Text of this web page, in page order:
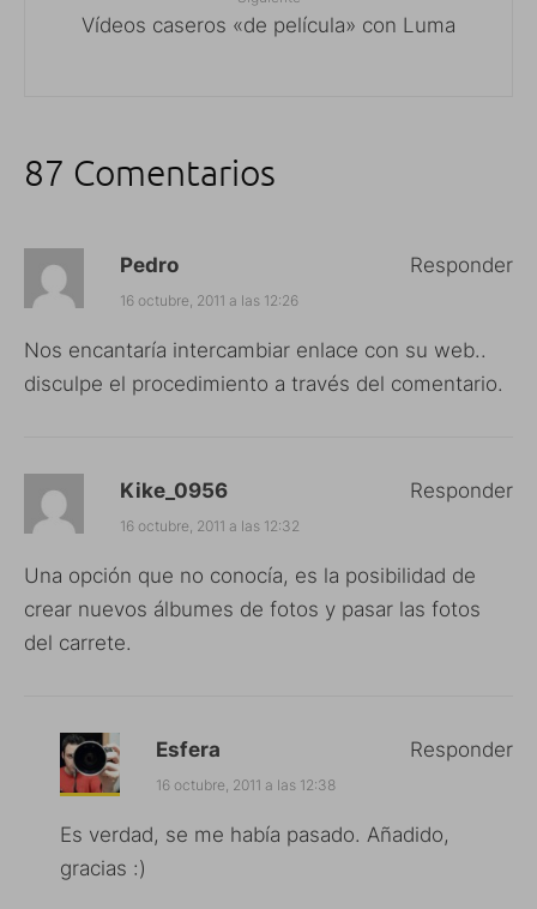
Vídeos caseros «de película» con Luma
87 Comentarios
Pedro
16 octubre, 2011 a las 12:26
Nos encantaría intercambiar enlace con su web..
disculpe el procedimiento a través del comentario.
Responder
Kike_0956
16 octubre, 2011 a las 12:32
Una opción que no conocía, es la posibilidad de
crear nuevos álbumes de fotos y pasar las fotos
del carrete.
Responder
Esfera
16 octubre, 2011 a las 12:38
Es verdad, se me había pasado. Añadido,
gracias :)
Responder